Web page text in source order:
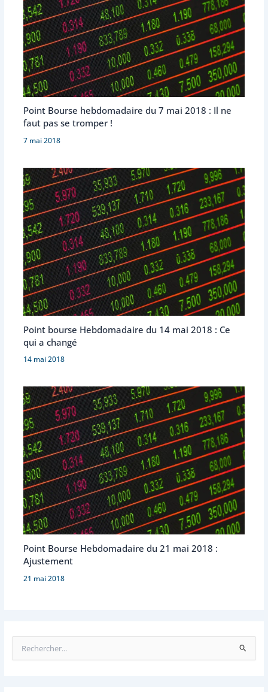
Point Bourse hebdomadaire du 7 mai 2018 : Il ne
faut pas se tromper !
7 mai 2018
Point bourse Hebdomadaire du 14 mai 2018 : Ce
qui a changé
14 mai 2018
Point Bourse Hebdomadaire du 21 mai 2018 :
Ajustement
21 mai 2018
e